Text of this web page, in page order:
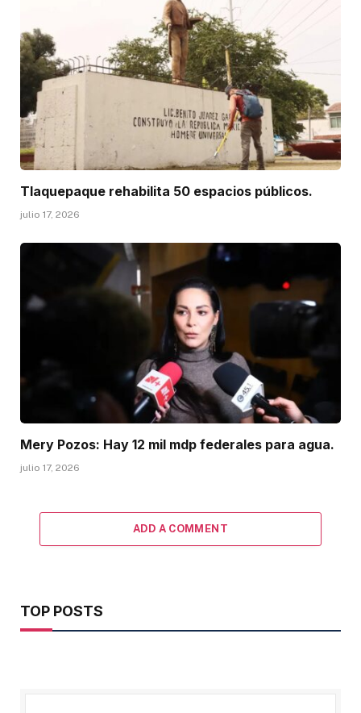
Tlaquepaque rehabilita 50 espacios públicos.
julio 17, 2026
Mery Pozos: Hay 12 mil mdp federales para agua.
julio 17, 2026
ADD A COMMENT
TOP POSTS